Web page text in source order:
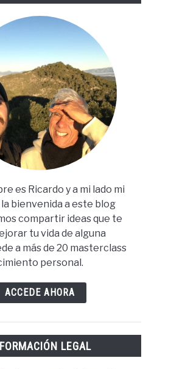
es Ricardo y a mi lado mi
la bienvenida a este blog
compartir ideas que te
tu vida de alguna
a más de 20 masterclass
personal.
ACCEDE AHORA
LEGAL